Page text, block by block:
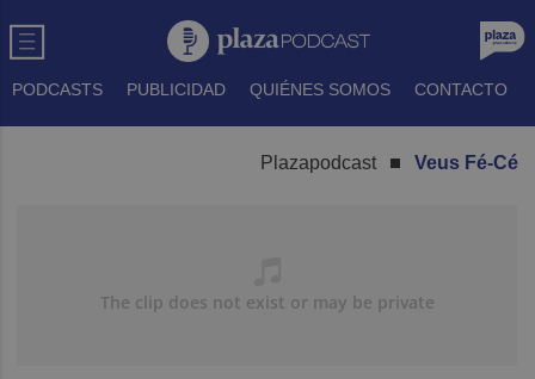
PODCASTS PUBLICIDAD QUIÉNES SOMOS CONTACTO
Plazapodcast Veus Fé-Cé